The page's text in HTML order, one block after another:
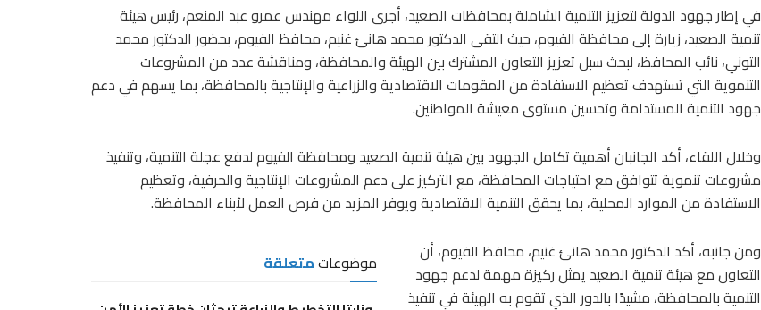
في إطار جهود الدولة لتعزيز التنمية الشاملة بمحافظات الصعيد، أجرى اللواء مهندس عمرو عبد المنعم، رئيس هيئة
تنمية الصعيد، زيارة إلى محافظة الفيوم، حيث التقى الدكتور محمد هانئ غنيم، محافظ الفيوم، بحضور الدكتور محمد
التوني، نائب المحافظ، لبحث سبل تعزيز التعاون المشترك بين الهيئة والمحافظة، ومناقشة عدد من المشروعات
التنموية التي تستهدف تعظيم الاستفادة من المقومات الاقتصادية والزراعية والإنتاجية بالمحافظة، بما يسهم في دعم
جهود التنمية المستدامة وتحسين مستوى معيشة المواطنين.
وخلال اللقاء، أكد الجانبان أهمية تكامل الجهود بين هيئة تنمية الصعيد ومحافظة الفيوم لدفع عجلة التنمية، وتنفيذ
مشروعات تنموية تتوافق مع احتياجات المحافظة، مع التركيز على دعم المشروعات الإنتاجية والحرفية، وتعظيم
الاستفادة من الموارد المحلية، بما يحقق التنمية الاقتصادية ويوفر المزيد من فرص العمل لأبناء المحافظة.
موضوعاتمتعلقة
ومن جانبه، أكد الدكتور محمد هانئ غنيم، محافظ الفيوم، أن
التعاون مع هيئة تنمية الصعيد يمثل ركيزة مهمة لدعم جهود
التنمية بالمحافظة، مشيدًا بالدور الذي تقوم به الهيئة في تنفيذ